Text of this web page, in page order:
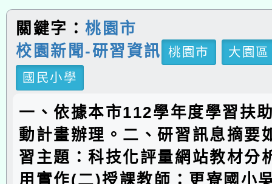
關鍵字：桃園市
校園新聞-研習資訊
桃園市
大園區
國民小學
一、依據本市112學年度學習扶
動計畫辦理。二、研習訊息摘要
習主題：科技化評量網站教材分
用實作(二)授課教師：更寮國小